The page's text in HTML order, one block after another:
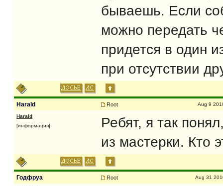
бываешь. Если
можно передать
придется в один
при отсутствии
Harald Root Aug 9
Harald
[информация]
Ребят, я так
из мастерки. Кто
Годфруа Root Aug 31